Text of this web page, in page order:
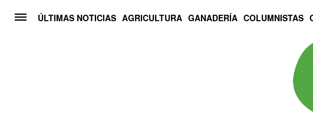
ÚLTIMAS NOTICIAS AGRICULTURA GANADERÍA COLUMNISTAS